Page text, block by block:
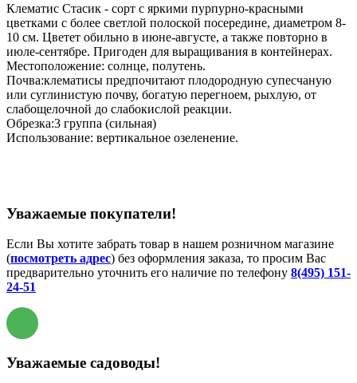
Клематис Стасик - сорт с яркими пурпурно-красными
цветками с более светлой полоской посередине, диаметром 8-
10 см. Цветет обильно в июне-августе, а также повторно в
июле-сентябре. Пригоден для выращивания в контейнерах.
Местоположение: солнце, полутень.
Почва:клематисы предпочитают плодородную супесчаную
или суглинистую почву, богатую перегноем, рыхлую, от
слабощелочной до слабокислой реакции.
Обрезка:3 группа (сильная)
Использование: вертикальное озеленение.
Уважаемые покупатели!
Если Вы хотите забрать товар в нашем розничном магазине
(посмотреть адрес) без оформления заказа, то просим Вас
предварительно уточнить его наличие по телефону 8(495) 151-
24-51
Уважаемые садоводы!